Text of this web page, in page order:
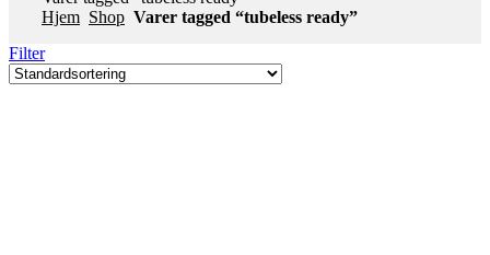
Hjem Shop Varer tagged “tubeless ready”
Filter